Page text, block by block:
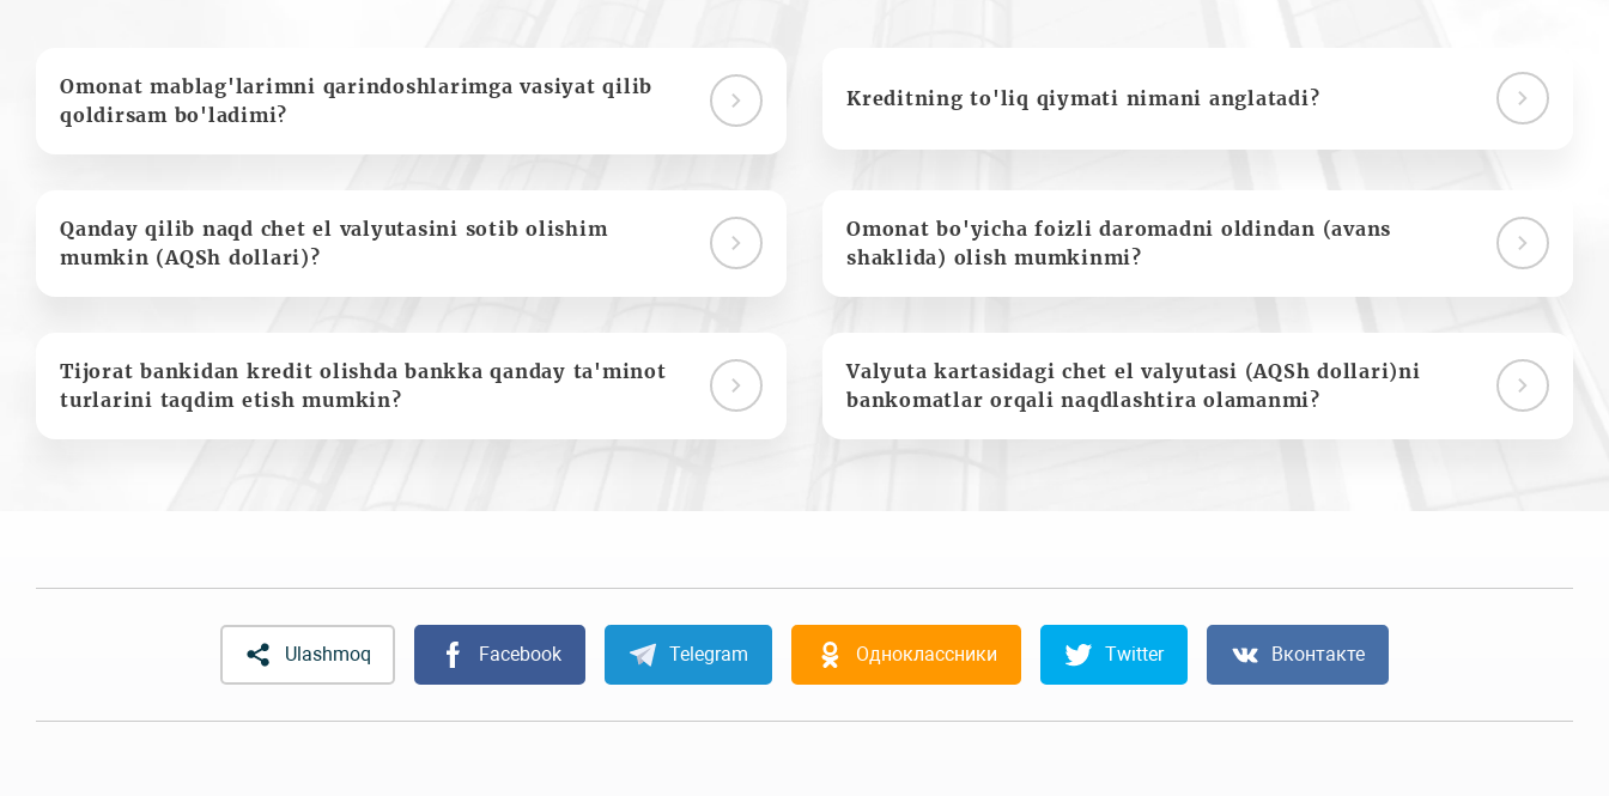
Omonat mablag'larimni qarindoshlarimga vasiyat qilib
qoldirsam bo'ladimi?
Kreditning to'liq qiymati nimani anglatadi?
Qanday qilib naqd chet el valyutasini sotib olishim
mumkin (AQSh dollari)?
Omonat bo'yicha foizli daromadni oldindan (avans
shaklida) olish mumkinmi?
Tijorat bankidan kredit olishda bankka qanday ta'minot
turlarini taqdim etish mumkin?
Valyuta kartasidagi chet el valyutasi (AQSh dollari)ni
bankomatlar orqali naqdlashtira olamanmi?
Ulashmoq Facebook Telegram Одноклассники Twitter Вконтакте